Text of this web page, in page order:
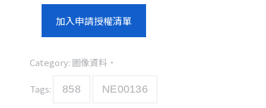
加入申請授權清單
Category: 圖像資料
Tags: 858 NE00136